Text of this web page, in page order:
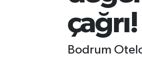
çağrı!
Bodrum
Son Dakika Haberleri
Haber Arşivi